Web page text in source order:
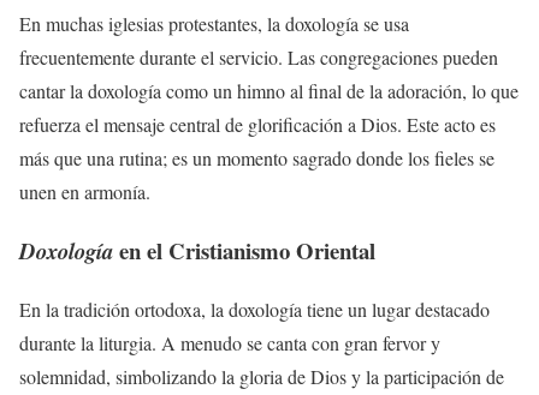
En muchas iglesias protestantes, la doxología se usa
frecuentemente durante el servicio. Las congregaciones pueden
cantar la doxología como un himno al final de la adoración, lo que
refuerza el mensaje central de glorificación a Dios. Este acto es
más que una rutina; es un momento sagrado donde los fieles se
unen en armonía.
Doxologíaen el Cristianismo Oriental
En la tradición ortodoxa, la doxología tiene un lugar destacado
durante la liturgia. A menudo se canta con gran fervor y
solemnidad, simbolizando la gloria de Dios y la participación de